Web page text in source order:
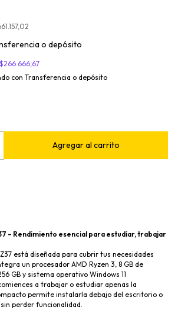
o depósito
$266.666,67
con Transferencia o depósito
– Rendimiento esencial para estudiar, trabajar
está diseñada para cubrir tus necesidades
un procesador AMD Ryzen 3, 8 GB de
GB y sistema operativo Windows 11
a trabajar o estudiar apenas la
permite instalarla debajo del escritorio o
perder funcionalidad.